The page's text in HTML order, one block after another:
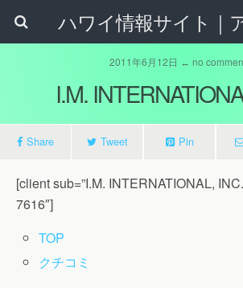
2011年6月12日 ↔ no
I.M.
Share Tweet Pin
[client sub=”I.M. INTERNATIONAL,
7616″]
TOP
クチコミ